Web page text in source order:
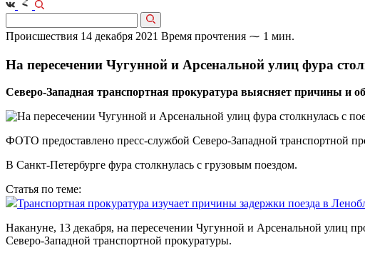
Происшествия 14 декабря 2021 Время прочтения ⁓ 1 мин.
На пересечении Чугунной и Арсенальной улиц фура
Северо-Западная транспортная прокуратура выясняет причины и
ФОТО предоставлено пресс-службой Северо-Западной транспортной
В Санкт-Петербурге фура столкнулась с грузовым поездом.
Статья по теме:
Транспортная прокуратура изучает причины задержки поезда в
Накануне, 13 декабря, на пересечении Чугунной и Арсенальной улиц
Северо-Западной транспортной прокуратуры.